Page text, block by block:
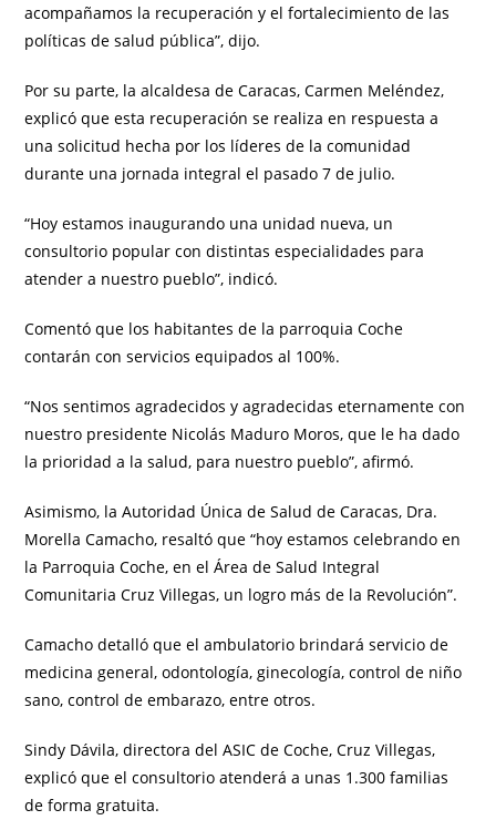
acompañamos la recuperación y el fortalecimiento de las
políticas de salud pública”, dijo.
Por su parte, la alcaldesa de Caracas, Carmen Meléndez,
explicó que esta recuperación se realiza en respuesta a
una solicitud hecha por los líderes de la comunidad
durante una jornada integral el pasado 7 de julio.
“Hoy estamos inaugurando una unidad nueva, un
consultorio popular con distintas especialidades para
atender a nuestro pueblo”, indicó.
Comentó que los habitantes de la parroquia Coche
contarán con servicios equipados al 100%.
“Nos sentimos agradecidos y agradecidas eternamente con
nuestro presidente Nicolás Maduro Moros, que le ha dado
la prioridad a la salud, para nuestro pueblo”, afirmó.
Asimismo, la Autoridad Única de Salud de Caracas, Dra.
Morella Camacho, resaltó que “hoy estamos celebrando en
la Parroquia Coche, en el Área de Salud Integral
Comunitaria Cruz Villegas, un logro más de la Revolución”.
Camacho detalló que el ambulatorio brindará servicio de
medicina general, odontología, ginecología, control de niño
sano, control de embarazo, entre otros.
Sindy Dávila, directora del ASIC de Coche, Cruz Villegas,
explicó que el consultorio atenderá a unas 1.300 familias
de forma gratuita.